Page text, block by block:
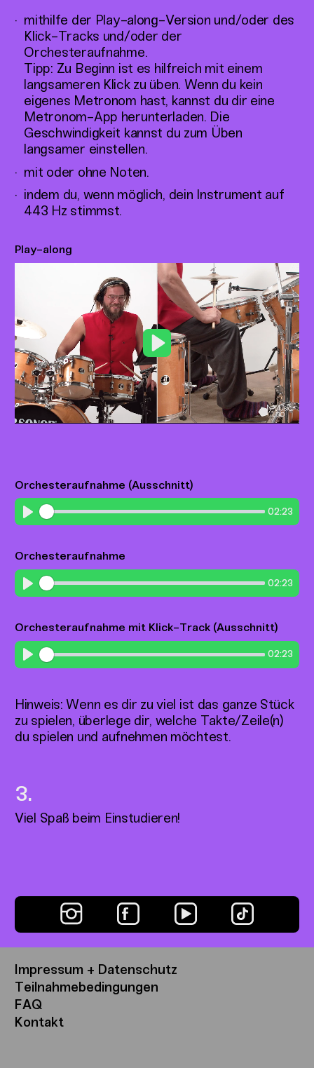
mithilfe der Play-along-Version und/oder des
Klick-Tracks und/oder der
Orchesteraufnahme.
Tipp: Zu Beginn ist es hilfreich mit einem
langsameren Klick zu üben. Wenn du kein
eigenes Metronom hast, kannst du dir eine
Metronom-App herunterladen. Die
Geschwindigkeit kannst du zum Üben
langsamer einstellen.
mit oder ohne Noten.
indem du, wenn möglich, dein Instrument auf
443 Hz stimmst.
Play-along
Play
Orchesteraufnahme (Ausschnitt)
Play
02:23
Orchesteraufnahme
Play
02:23
Orchesteraufnahme mit Klick-Track (Ausschnitt)
Play
02:23
Hinweis: Wenn es dir zu viel ist das ganze Stück
zu spielen, überlege dir, welche Takte/Zeile(n)
du spielen und aufnehmen möchtest.
Viel Spaß beim Einstudieren!
Impressum + Datenschutz
Teilnahmebedingungen
FAQ
Kontakt